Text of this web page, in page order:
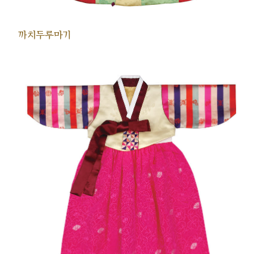
까치두루마기